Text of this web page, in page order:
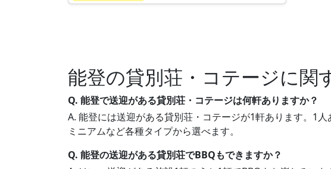
能登の貸別荘・コテージに関
Q. 能登で送迎がある貸別荘・コテージは何軒ありますか？
A. 能登には送迎がある貸別荘・コテージが1軒あります。1
ミニアムなど各種タイプから選べます。
Q. 能登の送迎がある貸別荘でBBQもできますか？